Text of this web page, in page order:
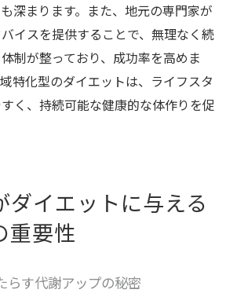
深まります。また、地元の専門家が
イスを提供することで、無理なく続
制が整っており、成功率を高めま
特化型のダイエットは、ライフスタ
く、持続可能な健康的な体作りを促
ダイエットに与える
重要性
らす代謝アップの秘密